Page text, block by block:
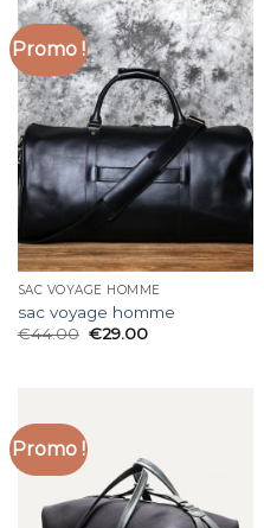
Promo !
SAC VOYAGE HOMME
sac voyage homme
€44.00 €29.00
Promo !